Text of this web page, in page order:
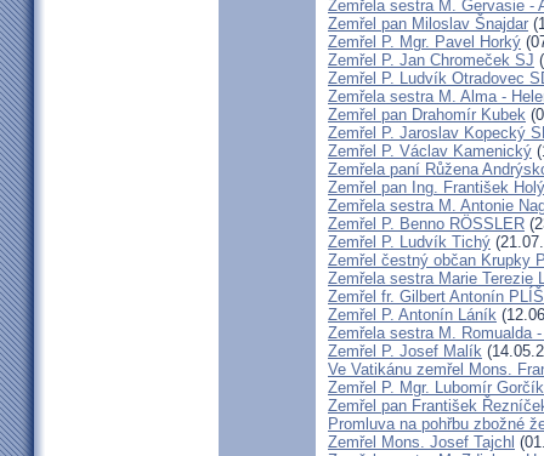
Zemřela sestra M. Gervasie -
Zemřel pan Miloslav Šnajdar
Zemřel P. Mgr. Pavel Horký
Zemřel P. Jan Chromeček SJ
Zemřel P. Ludvík Otradovec
Zemřela sestra M. Alma -
Zemřel pan Drahomír Kubek
Zemřel P. Jaroslav Kopecký
Zemřel P. Václav Kamenický
Zemřela paní Růžena
Zemřel pan Ing. František
Zemřela sestra M. Antonie
Zemřel P. Benno RÖSSLER
Zemřel P. Ludvík Tichý
Zemřel čestný občan Krupky
Zemřela sestra Marie Terezie
Zemřel fr. Gilbert Antonín
Zemřel P. Antonín Láník
Zemřela sestra M. Romualda
Zemřel P. Josef Malík
Ve Vatikánu zemřel Mons.
Zemřel P. Mgr. Lubomír Gorčík
Zemřel pan František
Promluva na pohřbu zbožné
Zemřel Mons. Josef Tajchl